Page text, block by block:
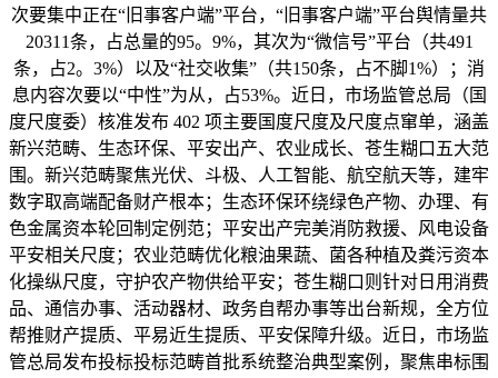
次要集中正在“旧事客户端”平台，“旧事客户端”平台舆情量共
20311条，占总量的95。9%，其次为“微信号”平台（共491
条，占2。3%）以及“社交收集”（共150条，占不脚1%）；消
息内容次要以“中性”为从，占53%。近日，市场监管总局（国
度尺度委）核准发布 402 项主要国度尺度及尺度点窜单，涵盖
新兴范畴、生态环保、平安出产、农业成长、苍生糊口五大范
围。新兴范畴聚焦光伏、斗极、人工智能、航空航天等，建牢
数字取高端配备财产根本；生态环保环绕绿色产物、办理、有
色金属资本轮回制定例范；平安出产完美消防救援、风电设备
平安相关尺度；农业范畴优化粮油果蔬、菌各种植及粪污资本
化操纵尺度，守护农产物供给平安；苍生糊口则针对日用消费
品、通信办事、活动器材、政务自帮办事等出台新规，全方位
帮推财产提质、平易近生提质、平安保障升级。近日，市场监
管总局发布投标投标范畴首批系统整治典型案例，聚焦串标围